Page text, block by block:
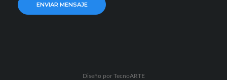
ENVIAR MENSAJE
Diseño por TecnoARTE